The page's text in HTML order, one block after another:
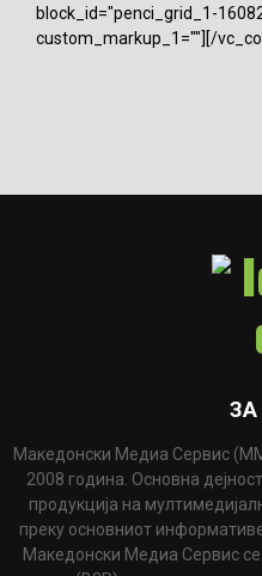
block_id="penci_grid_1-
custom_markup_1=""][/
Македонски Медиа Сервис
2008 година. Основна
продукција на
преку основниот
Македонски Медиа Сервис